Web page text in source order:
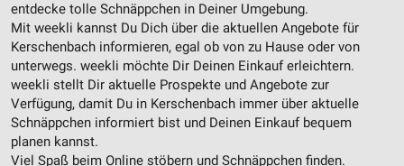
entdecke tolle Schnäppchen in Deiner Umgebung.
Mit weekli kannst Du Dich über die aktuellen Angebote für
Kerschenbach informieren, egal ob von zu Hause oder von
unterwegs. weekli möchte Dir Deinen Einkauf erleichtern.
weekli stellt Dir aktuelle Prospekte und Angebote zur
Verfügung, damit Du in Kerschenbach immer über aktuelle
Schnäppchen informiert bist und Deinen Einkauf bequem
planen kannst.
Viel Spaß beim Online stöbern und Schnäppchen finden.